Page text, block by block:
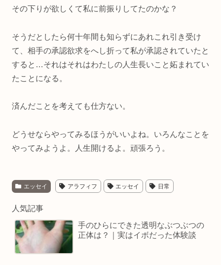
その下りが欲しくて私に前振りしてたのかな？
そうだとしたら何十年間も知らずにあれこれ引き受け
て、相手の承認欲求をへし折って私が承認されていたと
すると…それはそれはわたしの人生長いこと妬まれてい
たことになる。
済んだことを考えても仕方ない。
どうせならやってみるほうがいいよね。いろんなことを
やってみようよ。人生開けるよ。頑張ろう。
エッセイ アラフィフ エッセイ 日常
人気記事
手のひらにできた透明なぶつぶつの
正体は？｜実はイボだった体験談